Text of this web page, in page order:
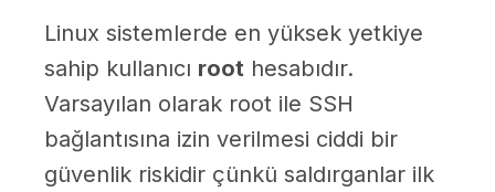
Linux sistemlerde en yüksek yetkiye
sahip kullanıcı root hesabıdır.
Varsayılan olarak root ile SSH
bağlantısına izin verilmesi ciddi bir
güvenlik riskidir çünkü saldırganlar ilk